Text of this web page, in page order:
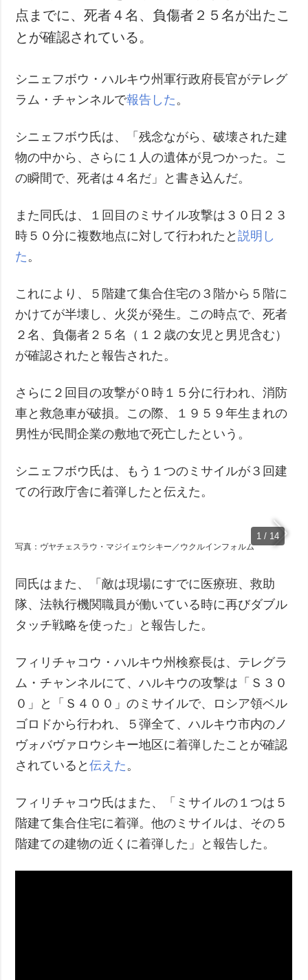
点までに、死者４名、負傷者２５名が出たこ
とが確認されている。
シニェフボウ・ハルキウ州軍行政府長官がテレグ
ラム・チャンネルで報告した 。
シニェフボウ氏は、「残念ながら、破壊された建
物の中から、さらに１人の遺体が見つかった。こ
の瞬間で、死者は４名だ」と書き込んだ。
また同氏は、１回目のミサイル攻撃は３０日２３
時５０分に複数地点に対して行われたと説明し
た 。
これにより、５階建て集合住宅の３階から５階に
かけてが半壊し、火災が発生。この時点で、死者
２名、負傷者２５名（１２歳の女児と男児含む）
が確認されたと報告された。
さらに２回目の攻撃が０時１５分に行われ、消防
車と救急車が破損。この際、１９５９年生まれの
男性が民間企業の敷地で死亡したという。
シニェフボウ氏は、もう１つのミサイルが３回建
ての行政庁舎に着弾したと伝えた。
1 / 14
写真：ヴヤチェスラウ・マジイェウシキー／ウクルインフォルム
同氏はまた、「敵は現場にすでに医療班、救助
隊、法執行機関職員が働いている時に再びダブル
タッチ戦略を使った」と報告した。
フィリチャコウ・ハルキウ州検察長は、テレグラ
ム・チャンネルにて、ハルキウの攻撃は「Ｓ３０
０」と「Ｓ４００」のミサイルで、ロシア領ベル
ゴロドから行われ、５弾全て、ハルキウ市内のノ
ヴォバヴァロウシキー地区に着弾したことが確認
されていると伝えた 。
フィリチャコウ氏はまた、「ミサイルの１つは５
階建て集合住宅に着弾。他のミサイルは、その５
階建ての建物の近くに着弾した」と報告した。